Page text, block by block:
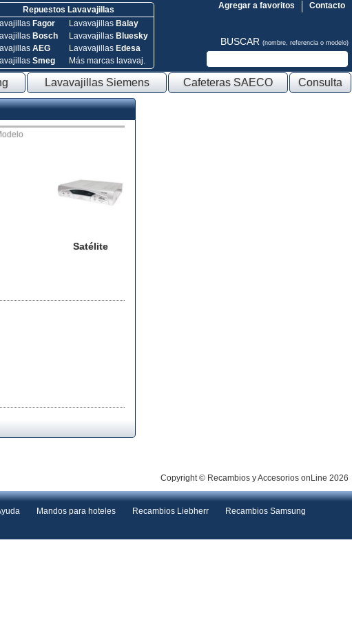
Repuestos Lavavajillas
Fagor
Bosch
AEG
Smeg
Lavavajillas Balay
Lavavajillas Bluesky
Lavavajillas Edesa
Más marcas lavavaj.
Contacto
Agregar a favoritos
BUSCAR (nombre, referencia o modelo)
Lavavajillas Siemens Cafeteras SAECO Consulta
Satélite
Copyright © Recambios y Accesorios onLine 2026
Mandos para hoteles Recambios Liebherr
Recambios Samsung